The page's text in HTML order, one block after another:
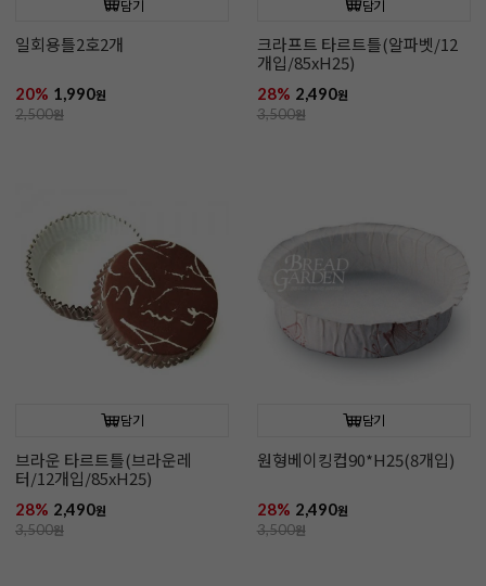
담기
일회용틀2호2개
20% 1,990원
2,500원
담기
크라프트 타르트틀(알파벳/12
개입/85xH25)
28% 2,490원
3,500원
담기
브라운 타르트틀(브라운레
터/12개입/85xH25)
28% 2,490원
3,500원
담기
원형베이킹컵90*H25(8개입)
28% 2,490원
3,500원